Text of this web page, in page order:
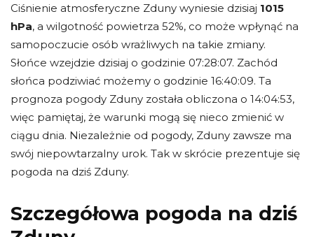
Ciśnienie atmosferyczne Zduny wyniesie dzisiaj 1015
hPa, a wilgotność powietrza 52%, co może wpłynąć na
samopoczucie osób wrażliwych na takie zmiany.
Słońce wzejdzie dzisiaj o godzinie 07:28:07. Zachód
słońca podziwiać możemy o godzinie 16:40:09. Ta
prognoza pogody Zduny została obliczona o 14:04:53,
więc pamiętaj, że warunki mogą się nieco zmienić w
ciągu dnia. Niezależnie od pogody, Zduny zawsze ma
swój niepowtarzalny urok. Tak w skrócie prezentuje się
pogoda na dziś Zduny.
Szczegółowa pogoda na dziś